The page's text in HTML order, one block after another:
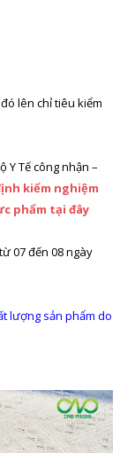
lên chỉ tiêu kiểm
Y Tế công nhận –
kiểm nghiệm
phẩm tại đây
07 đến 08 ngày
lượng sản phẩm do